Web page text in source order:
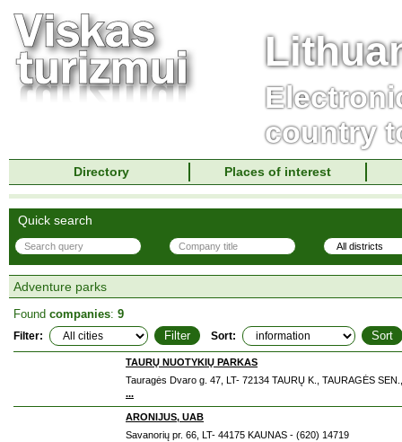
country
Directory Places of interest
Quick search
Adventure parks
Found companies: 9
Filter: Sort:
TAURŲ NUOTYKIŲ PARKAS
Tauragės Dvaro g. 47, LT- 72134 TAURŲ K., TAURAGĖS
...
ARONIJUS, UAB
Savanorių pr. 66, LT- 44175 KAUNAS - (620) 14719